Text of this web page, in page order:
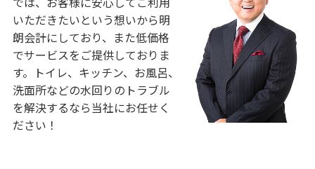
いただきたいという想いから明
朗会計にしており、また低価格
でサービスをご提供しておりま
す。トイレ、キッチン、お風呂、
洗面所などの水回りのトラブル
を解決するなら当社にお任せく
ださい！